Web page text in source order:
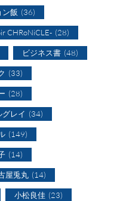
ン飯 (36)
CHRoNiCLE- (28)
ビジネス書 (48)
(33)
(28)
グレイ (34)
(149)
(14)
屋兎丸 (14)
小松良佳 (23)